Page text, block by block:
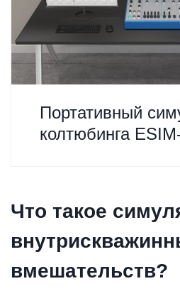
Портативный
колтюбинга
Что такое
вмешательств?